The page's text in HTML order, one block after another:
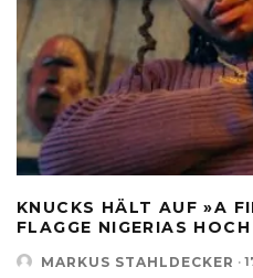
KNUCKS HÄLT AUF »A
FLAGGE NIGERIAS HOCH
MARKUS STAHLDECKER ·